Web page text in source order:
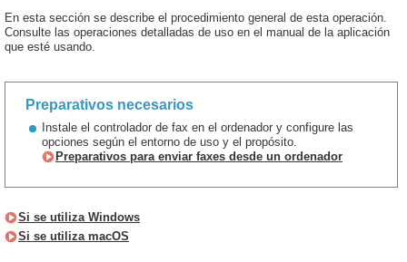
En esta sección se describe el procedimiento general de esta operación.
Consulte las operaciones detalladas de uso en el manual de la aplicación
que esté usando.
Preparativos necesarios
Instale el controlador de fax en el ordenador y configure las
opciones según el entorno de uso y el propósito.
Preparativos para enviar faxes desde un ordenador
Si se utiliza Windows
Si se utiliza macOS